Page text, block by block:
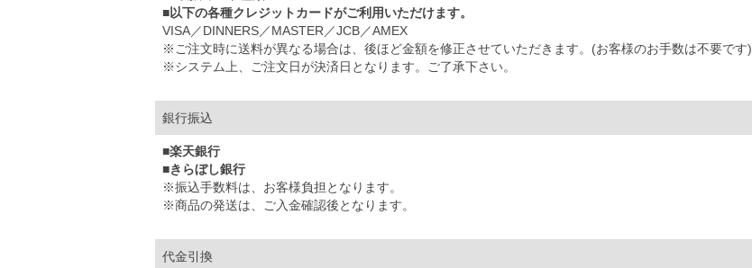
■以下の各種クレジットカードがご利用いただけます。
VISA／DINNERS／MASTER／JCB／AMEX
※ご注文時に送料が異なる場合は、後ほど金額を修正させていただきます。(お客様のお手数は不要です)
※システム上、ご注文日が決済日となります。ご了承下さい。
銀行振込
■楽天銀行
■きらぼし銀行
※振込手数料は、お客様負担となります。
※商品の発送は、ご入金確認後となります。
代金引換